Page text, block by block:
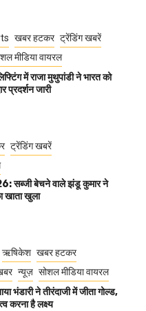
खबर हटकर ट्रेंडिंग खबरें
मीडिया वायरल
में राजा मुथुपांडी ने भारत को
प्रदर्शन जारी
ट्रेंडिंग खबरें
सब्जी बेचने वाले झंडू कुमार ने
खाता खुला
ऋषिकेश खबर हटकर
न्यूज़ सोशल मीडिया वायरल
भंडारी ने तीरंदाजी में जीता गोल्ड,
करना है लक्ष्य